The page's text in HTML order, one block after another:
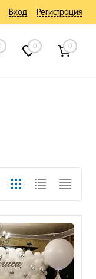
Вход Регистрация
0 0